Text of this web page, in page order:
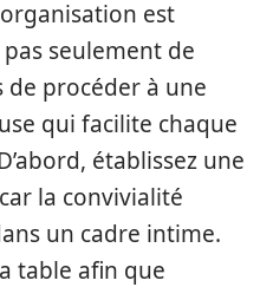
est
pas seulement de
procéder à une
qui facilite chaque
établissez une
la convivialité
un cadre intime.
table afin que